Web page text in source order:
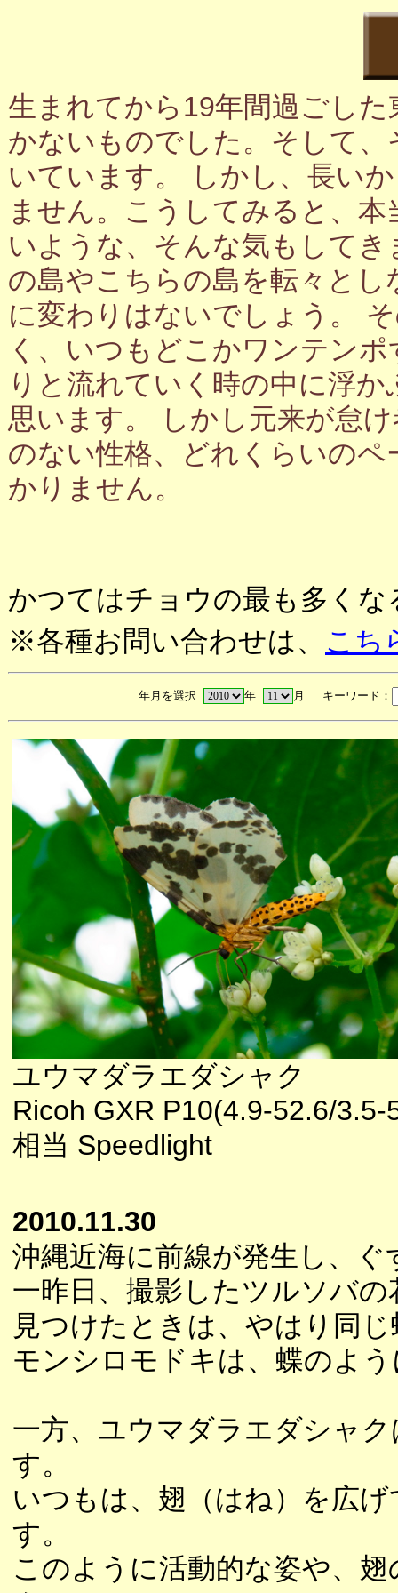
生まれてから19年間過ごし
かないものでした。そして
いています。 しかし、長い
ません。こうしてみると、
いような、そんな気もして
の島やこちらの島を転々と
に変わりはないでしょう。
く、いつもどこかワンテン
りと流れていく時の中に浮
思います。 しかし元来が怠
のない性格、どれくらいの
かりません。
かつてはチョウの最も多く
※各種お問い合わせは、 こち
年月を選択 年 月 キーワード：
ユウマダラエダシャク
Ricoh GXR P10(4.9-52.6/3.5-
相当 Speedlight
2010.11.30
沖縄近海に前線が発生し、
一昨日、撮影したツルソバ
見つけたときは、やはり同
モンシロモドキは、蝶のよ
一方、ユウマダラエダシャ
す。
いつもは、翅（はね）を広
す。
このように活動的な姿や、